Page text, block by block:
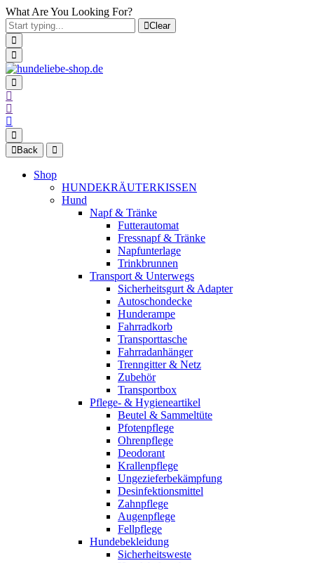
What Are You Looking For?
Clear
Back
Shop
HUNDEKRÄUTERKISSEN
Hund
Napf & Tränke
Futterautomat
Fressnapf & Tränke
Napfunterlage
Trinkbrunnen
Transport & Unterwegs
Sicherheitsgurt & Adapter
Autoschondecke
Hunderampe
Fahrradkorb
Transporttasche
Fahrradanhänger
Trenngitter & Netz
Zubehör
Transportbox
Pflege- & Hygieneartikel
Beutel & Sammeltüte
Pfotenpflege
Ohrenpflege
Deodorant
Krallenpflege
Ungezieferbekämpfung
Desinfektionsmittel
Zahnpflege
Augenpflege
Fellpflege
Hundebekleidung
Sicherheitsweste